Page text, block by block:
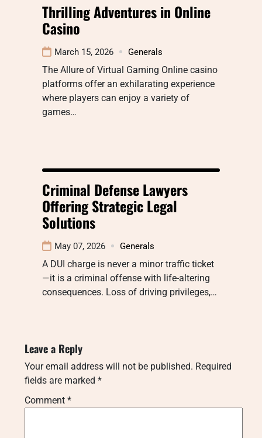
Thrilling Adventures in Online
Casino
March 15, 2026 Generals
The Allure of Virtual Gaming Online casino
platforms offer an exhilarating experience
where players can enjoy a variety of
games…
Criminal Defense Lawyers
Offering Strategic Legal
Solutions
May 07, 2026 Generals
A DUI charge is never a minor traffic ticket
—it is a criminal offense with life-altering
consequences. Loss of driving privileges,…
Leave a Reply
Your email address will not be published. Required
fields are marked *
Comment *